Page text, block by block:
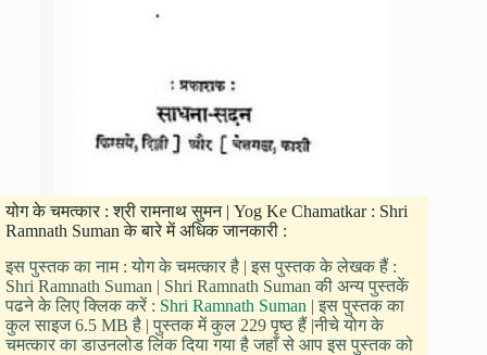
योग के चमत्कार : श्री रामनाथ सुमन | Yog Ke Chamatkar : Shri
Ramnath Suman के बारे में अधिक जानकारी :
इस पुस्तक का नाम : योग के चमत्कार है | इस पुस्तक के लेखक हैं :
Shri Ramnath Suman | Shri Ramnath Suman की अन्य पुस्तकें
पढने के लिए क्लिक करें : Shri Ramnath Suman | इस पुस्तक का
कुल साइज 6.5 MB है | पुस्तक में कुल 229 पृष्ठ हैं |नीचे योग के
चमत्कार का डाउनलोड लिंक दिया गया है जहाँ से आप इस पुस्तक को